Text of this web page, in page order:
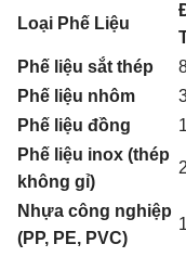
Loại Phế Liệu
Phế liệu sắt thép
Phế liệu nhôm
Phế liệu đồng
Phế liệu inox (thép
không gỉ)
Nhựa công nghiệp
(PP, PE, PVC)